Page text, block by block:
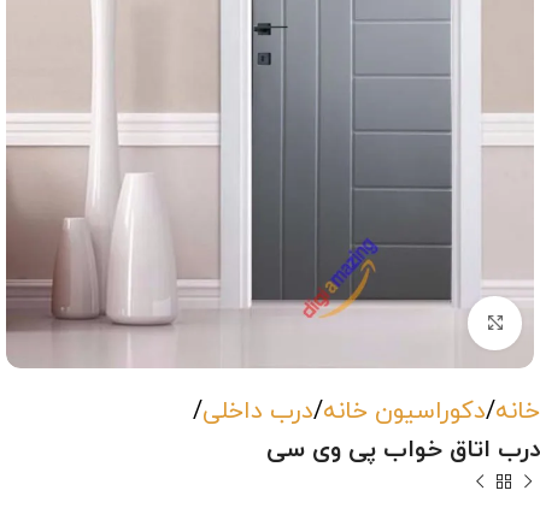
بزرگنمایی تصویر
خانه دکوراسیون خانه درب داخلی
درب اتاق خواب پی وی سی